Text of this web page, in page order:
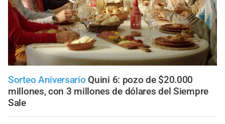
Sorteo Aniversario Quini 6: pozo de $20.000
millones, con 3 millones de dólares del Siempre
Sale